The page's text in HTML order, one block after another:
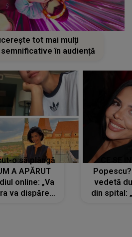
tot mai mulți
în audiență
o să plângă
A APĂRUT
online: „Va
va dispărea,
vedetă
din spital: